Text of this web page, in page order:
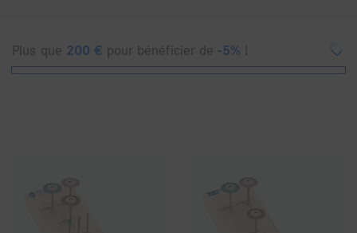
Plus que 200 € pour bénéficier de-5% !